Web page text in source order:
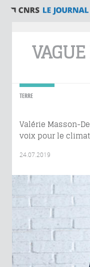
TERRE
Valérie Masson-
voix pour le climat
24.07.2019